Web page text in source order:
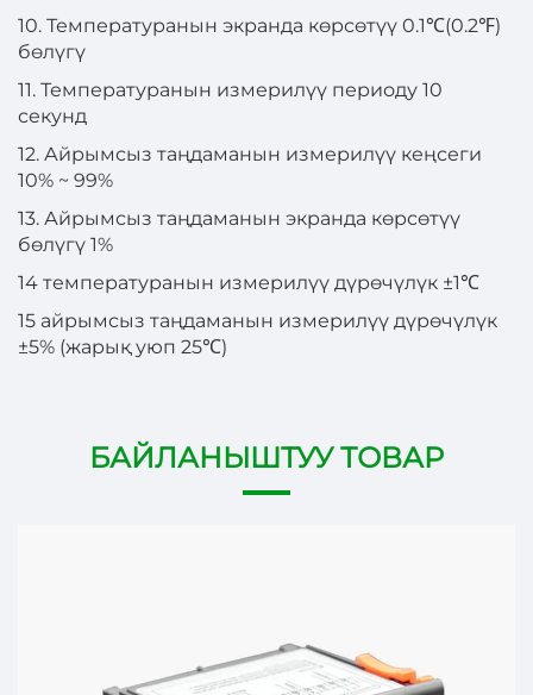
10. Температуранын экранда көрсөтүү 0.1℃(0.2℉)
бөлүгү
11. Температуранын измерилүү периоду 10
секунд
12. Айрымсыз таңдаманын измерилүү кеңсеги
10% ~ 99%
13. Айрымсыз таңдаманын экранда көрсөтүү
бөлүгү 1%
14 температуранын измерилүү дүрөчүлүк ±1℃
15 айрымсыз таңдаманын измерилүү дүрөчүлүк
±5% (жарық уюп 25℃)
БАЙЛАНЫШТУУ ТОВАР